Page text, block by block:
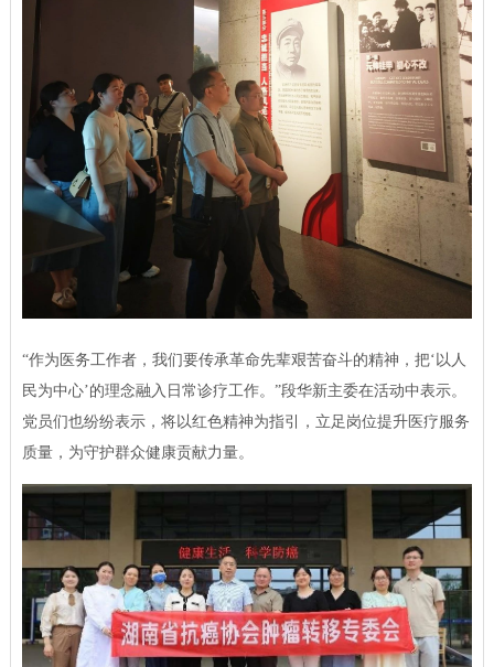
“作为医务工作者，我们要传承革命先辈艰苦奋斗的精神，把‘以人
民为中心’的理念融入日常诊疗工作。”段华新主委在活动中表示。
党员们也纷纷表示，将以红色精神为指引，立足岗位提升医疗服务
质量，为守护群众健康贡献力量。